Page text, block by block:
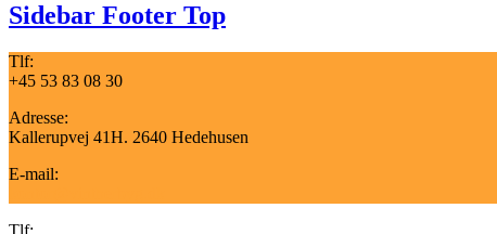
Sidebar Footer Top
Tlf:
+45 53 83 08 30
Adresse:
Kallerupvej 41H. 2640 Hedehusen
E-mail:
Tlf: